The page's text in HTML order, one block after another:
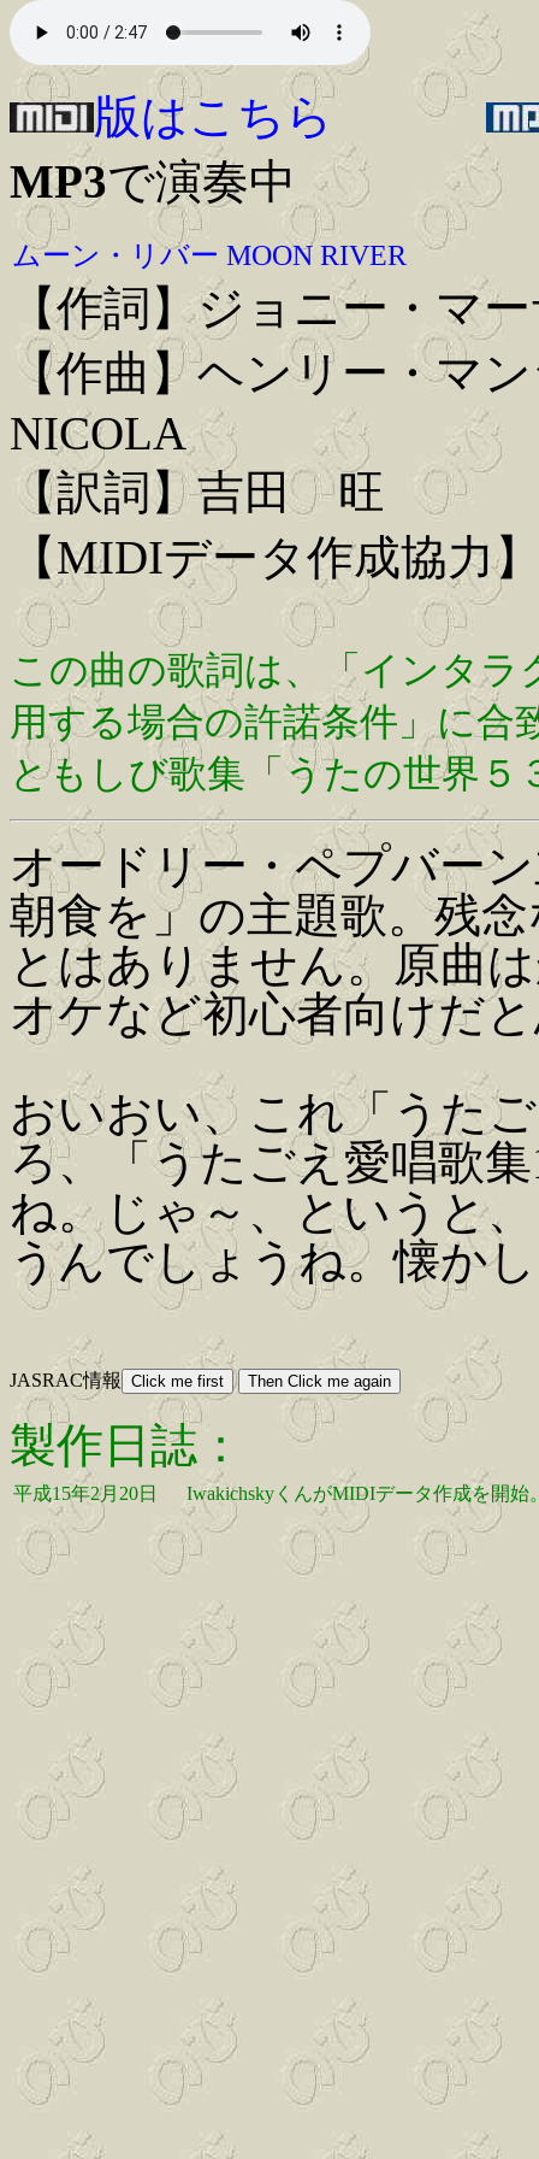
版はこちら
MP3で演奏中
ムーン・リバー MOON RIVER
【作詞】ジョニー・マ
【作曲】ヘンリー・マ
NICOLA
【訳詞】吉田 旺
【MIDIデータ作成協力
この曲の歌詞は、「インタ
用する場合の許諾条件」に合
ともしび歌集「うたの世界
オードリー・ペプバー
朝食を」の主題歌。残
とはありません。原曲
オケなど初心者向けだ
おいおい、これ「うた
ろ、「うたごえ愛唱歌
ね。じゃ～、というと
うんでしょうね。懐か
JASRAC情報
製作日誌：
平成15年2月20日 IwakichskyくんがMIDIデータ作成を開始